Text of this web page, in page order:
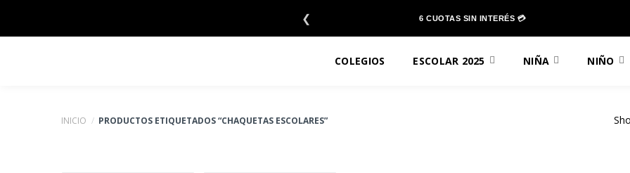
❮ 6 CUOTAS SIN INTERÉS 💳
COLEGIOS ESCOLAR 2025 NIÑA NIÑO
INICIO / PRODUCTOS ETIQUETADOS “CHAQUETAS ESCOLARES”